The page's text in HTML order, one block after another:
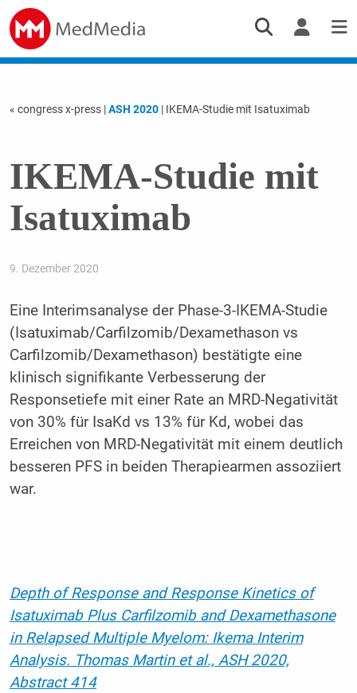
« congress x-press |ASH 2020| IKEMA-Studie mit Isatuximab
IKEMA-Studie mit
Isatuximab
9. Dezember 2020
Eine Interimsanalyse der Phase-3-IKEMA-Studie
(Isatuximab/Carfilzomib/Dexamethason vs
Carfilzomib/Dexamethason) bestätigte eine
klinisch signifikante Verbesserung der
Responsetiefe mit einer Rate an MRD-Negativität
von 30% für IsaKd vs 13% für Kd, wobei das
Erreichen von MRD-Negativität mit einem deutlich
besseren PFS in beiden Therapiearmen assoziiert
war.
Depth of Response and Response Kinetics of
Isatuximab Plus Carfilzomib and Dexamethasone
in Relapsed Multiple Myelom: Ikema Interim
Analysis. Thomas Martin et al., ASH 2020,
Abstract 414